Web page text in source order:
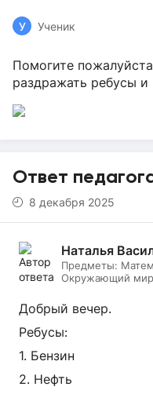
У Ученик
Помогите
раздражать ребусы и
Ответ
8 декабря 2025
Наталья
Предметы:
Окружающий
Добрый вечер.
Ребусы:
1. Бензин
2. Нефть